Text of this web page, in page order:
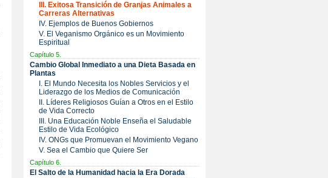
III. Exitosa Transición de Granjas Animales a
Carreras Alternativas
IV. Ejemplos de Buenos Gobiernos
V. El Veganismo Orgánico es un Movimiento
Espiritual
Capítulo 5.
Cambio Global Inmediato a una Dieta Basada en
Plantas
I. El Mundo Necesita los Nobles Servicios y el
Liderazgo de los Medios de Comunicación
II. Líderes Religiosos Guían a Otros en el Estilo
de Vida Correcto
III. Una Educación Noble Enseña el Saludable
Estilo de Vida Ecológico
IV. ONGs que Promuevan el Movimiento Vegano
V. Sea el Cambio que Quiere Ser
Capítulo 6.
El Salto de la Humanidad hacia la Era Dorada